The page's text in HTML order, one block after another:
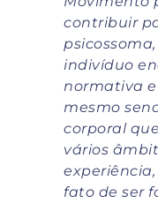
contribuir
indivíduo
normativa
mesmo
corporal
vários
fato de ser